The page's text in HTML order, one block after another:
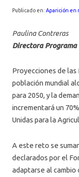
Publicado en: Aparición en
Paulina Contreras
Directora Programa
Proyecciones de las
población mundial
para 2050, y la
incrementará un
Unidas para la
A este reto se
declarados por el
adaptarse al cambio